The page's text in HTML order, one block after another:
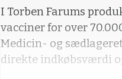
I Torben Farums
vacciner for over
Medicin- og
direkte indkøbsværdi